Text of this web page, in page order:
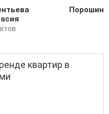
Порошин
квартир в